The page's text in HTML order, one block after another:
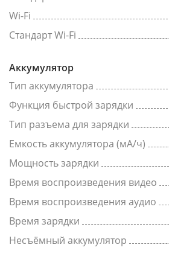
Wi-Fi
Стандарт Wi-Fi
Аккумулятор
Тип аккумулятора
Функция быстрой зарядки
Тип разъема для зарядки
Емкость аккумулятора (мА/ч)
Мощность зарядки
Время воспроизведения видео
Время воспроизведения аудио
Время зарядки
Несъёмный аккумулятор